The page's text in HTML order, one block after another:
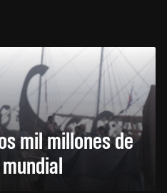
mil millones de